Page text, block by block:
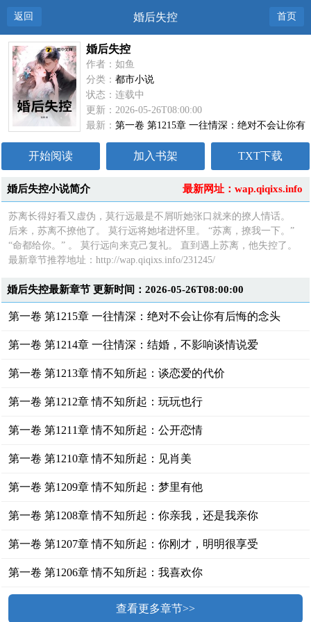
返回 婚后失控 首页
婚后失控
作者：如鱼
分类：都市小说
状态：连载中
更新：2026-05-26T08:00:00
最新：第一卷 第1215章 一往情深：绝对不会让你有
后悔的念头
开始阅读 加入书架 TXT下载
最新网址：wap.qiqixs.info
婚后失控小说简介
苏离长得好看又虚伪，莫行远最是不屑听她张口就来的撩人情话。
后来，苏离不撩他了。 莫行远将她堵进怀里。 “苏离，撩我一下。”
“命都给你。” 。 莫行远向来克己复礼。 直到遇上苏离，他失控了。
最新章节推荐地址：http://wap.qiqixs.info/231245/
婚后失控最新章节 更新时间：2026-05-26T08:00:00
第一卷 第1215章 一往情深：绝对不会让你有后悔的念头
第一卷 第1214章 一往情深：结婚，不影响谈情说爱
第一卷 第1213章 情不知所起：谈恋爱的代价
第一卷 第1212章 情不知所起：玩玩也行
第一卷 第1211章 情不知所起：公开恋情
第一卷 第1210章 情不知所起：见肖美
第一卷 第1209章 情不知所起：梦里有他
第一卷 第1208章 情不知所起：你亲我，还是我亲你
第一卷 第1207章 情不知所起：你刚才，明明很享受
第一卷 第1206章 情不知所起：我喜欢你
查看更多章节>>